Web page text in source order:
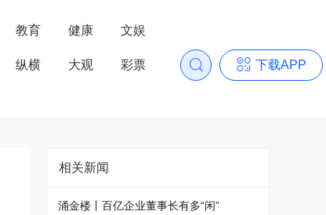
教育 健康 文娱
纵横 大观 彩票 下载APP
相关新闻
涌金楼丨百亿企业董事长有多“闲”